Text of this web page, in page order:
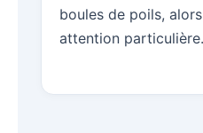
boules de poils,
attention particulière.